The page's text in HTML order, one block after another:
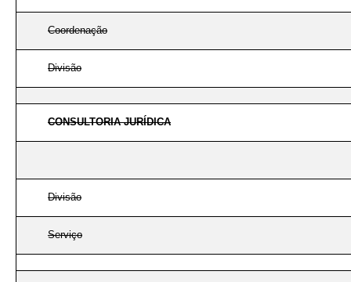
Coordenação
Divisão
CONSULTORIA JURÍDICA
Divisão
Serviço